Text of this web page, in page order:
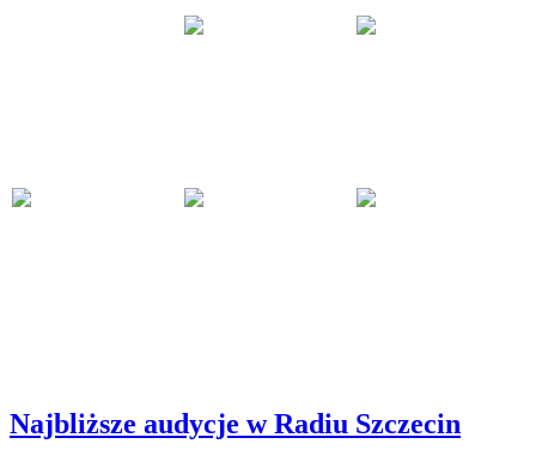
Najbliższe audycje w Radiu Szczecin